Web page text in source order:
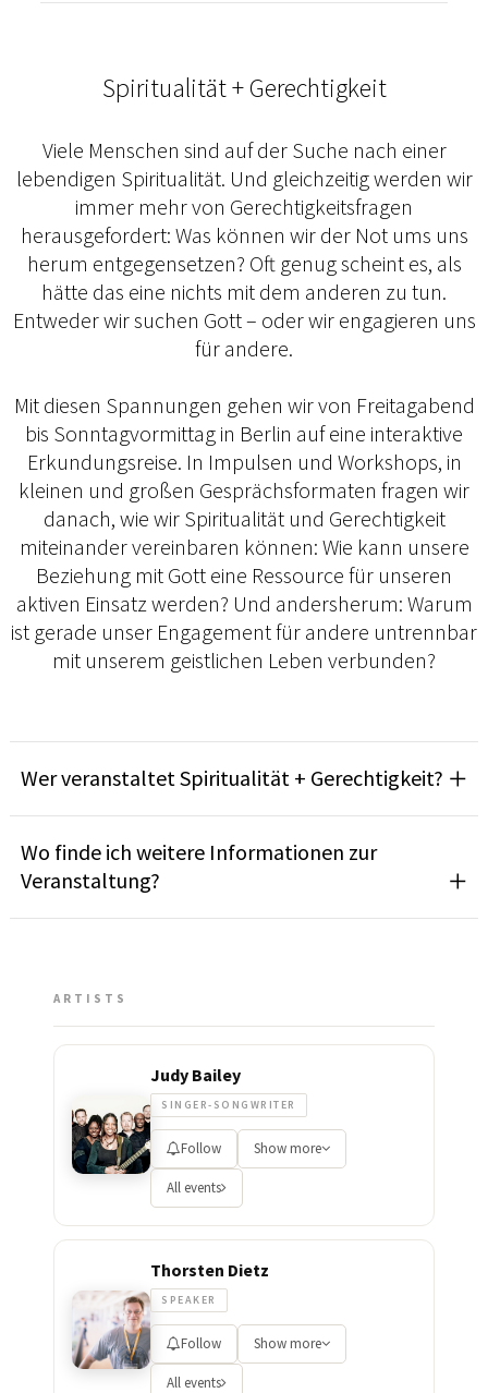
Spiritualität + Gerechtigkeit
Viele Menschen sind auf der Suche nach einer
lebendigen Spiritualität. Und gleichzeitig werden wir
immer mehr von Gerechtigkeitsfragen
herausgefordert: Was können wir der Not ums uns
herum entgegensetzen? Oft genug scheint es, als
hätte das eine nichts mit dem anderen zu tun.
Entweder wir suchen Gott – oder wir engagieren uns
für andere.
Mit diesen Spannungen gehen wir von Freitagabend
bis Sonntagvormittag in Berlin auf eine interaktive
Erkundungsreise. In Impulsen und Workshops, in
kleinen und großen Gesprächsformaten fragen wir
danach, wie wir Spiritualität und Gerechtigkeit
miteinander vereinbaren können: Wie kann unsere
Beziehung mit Gott eine Ressource für unseren
aktiven Einsatz werden? Und andersherum: Warum
ist gerade unser Engagement für andere untrennbar
mit unserem geistlichen Leben verbunden?
Wer veranstaltet Spiritualität + Gerechtigkeit?
Wo finde ich weitere Informationen zur
Veranstaltung?
ARTISTS
Judy Bailey
SINGER-SONGWRITER
Follow Show more
All events
Thorsten Dietz
SPEAKER
Follow Show more
All events